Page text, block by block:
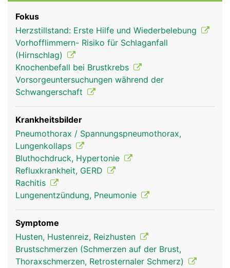
Rubriken
ein "knöcherner Käfig" die Lunge und das Herz
schützt. Ausserdem kann der Brustkorb über die
Rippengelenke und Rippenmuskulatur gehoben
und gesenkt werden, was eine Voraussetzung für
die Atmung ist.
Rippen Frau Rippen Mann
Fokus
Herzstillstand: Erste Hilfe und Wiederbelebung
Vorhofflimmern- Risiko für Schlaganfall
(Hirnschlag)
Knochenbefall bei Brustkrebs
Vorsorgeuntersuchungen während der
Schwangerschaft
Krankheitsbilder
Pneumothorax / Spannungspneumothorax,
Lungenkollaps
Bluthochdruck, Hypertonie
Refluxkrankheit, GERD
Rachitis
Lungenentzündung, Pneumonie
Symptome
Husten, Hustenreiz, Reizhusten
Brustschmerzen (Schmerzen auf der Brust,
Thoraxschmerzen, Retrosternaler Schmerz)